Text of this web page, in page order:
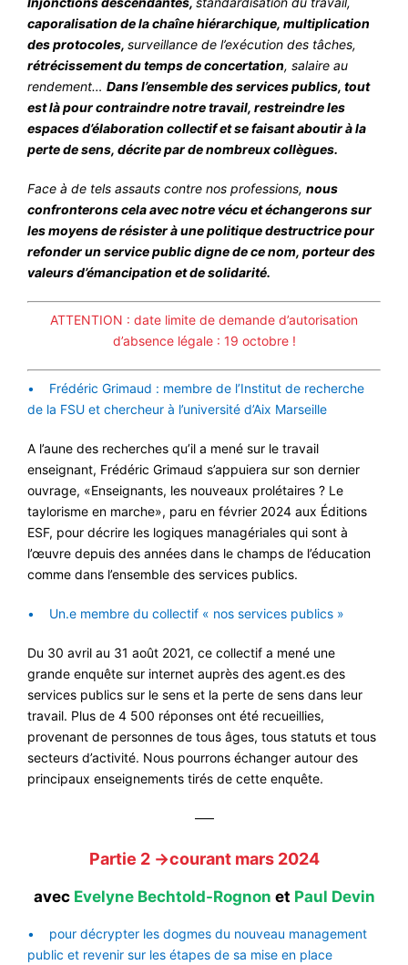
caporalisation de la chaîne hiérarchique, multiplication
des protocoles, surveillance de l’exécution des tâches,
rétrécissement du temps de concertation, salaire au
rendement… Dans l’ensemble des services publics, tout
est là pour contraindre notre travail, restreindre les
espaces d’élaboration collectif et se faisant aboutir à la
perte de sens, décrite par de nombreux collègues.
Face à de tels assauts contre nos professions, nous
confronterons cela avec notre vécu et échangerons sur
les moyens de résister à une politique destructrice pour
refonder un service public digne de ce nom, porteur des
valeurs d’émancipation et de solidarité.
ATTENTION : date limite de demande d’autorisation
d’absence légale : 19 octobre !
• Frédéric Grimaud : membre de l’Institut de recherche
de la FSU et chercheur à l’université d’Aix Marseille
A l’aune des recherches qu’il a mené sur le travail
enseignant, Frédéric Grimaud s’appuiera sur son dernier
ouvrage, «Enseignants, les nouveaux prolétaires ? Le
taylorisme en marche», paru en février 2024 aux Éditions
ESF, pour décrire les logiques managériales qui sont à
l’œuvre depuis des années dans le champs de l’éducation
comme dans l’ensemble des services publics.
• Un.e membre du collectif « nos services publics »
Du 30 avril au 31 août 2021, ce collectif a mené une
grande enquête sur internet auprès des agent.es des
services publics sur le sens et la perte de sens dans leur
travail. Plus de 4 500 réponses ont été recueillies,
provenant de personnes de tous âges, tous statuts et tous
secteurs d’activité. Nous pourrons échanger autour des
principaux enseignements tirés de cette enquête.
—–
Partie 2 →courant mars 2024
avecEvelyne Bechtold-Rognon et Paul Devin
• pour décrypter les dogmes du nouveau management
public et revenir sur les étapes de sa mise en place